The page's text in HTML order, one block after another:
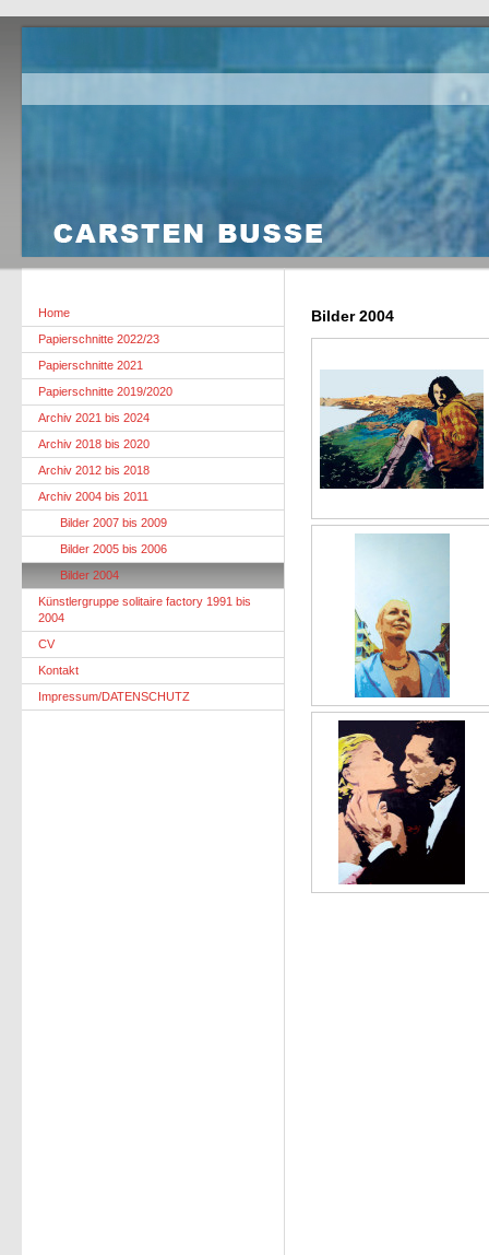
Home
Papierschnitte 2022/23
Papierschnitte 2021
Papierschnitte 2019/2020
Archiv 2021 bis 2024
Archiv 2018 bis 2020
Archiv 2012 bis 2018
Archiv 2004 bis 2011
Bilder 2007 bis 2009
Bilder 2005 bis 2006
Bilder 2004
Künstlergruppe solitaire factory 1991 bis
2004
CV
Kontakt
Impressum/DATENSCHUTZ
Bilder 2004